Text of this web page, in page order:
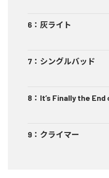
6 ： 灰ライト
7 ： シングルバッド
8 ： It’s Finally the End
9 ： クライマー